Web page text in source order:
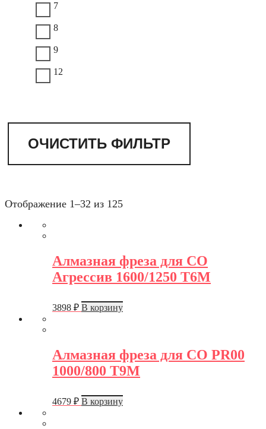
7
8
9
12
ОЧИСТИТЬ ФИЛЬТР
Отображение 1–32 из 125
Алмазная фреза для СО
Агрессив 1600/1250 Т6М
3898 ₽ В корзину
Алмазная фреза для СО PR00
1000/800 Т9М
4679 ₽ В корзину